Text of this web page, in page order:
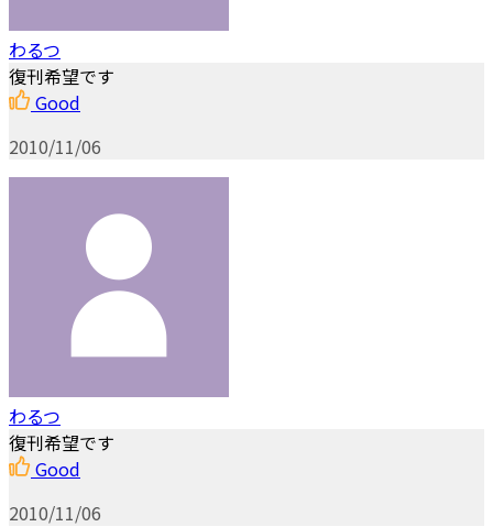
わるつ
復刊希望です
Good
2010/11/06
わるつ
復刊希望です
Good
2010/11/06